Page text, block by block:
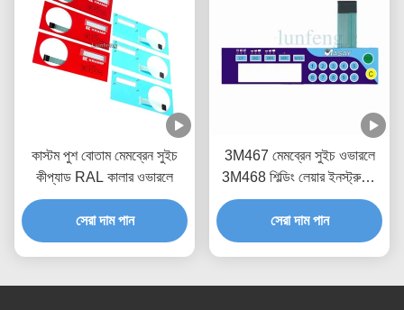
কাস্টম পুশ বোতাম মেমব্রেন সুইচ
কীপ্যাড RAL কালার ওভারলে
সেরা দাম পান
3M467 মেমব্রেন সুইচ ওভারলে
3M468 শিল্ডিং লেয়ার ইনস্ট্রুমেন্ট
প্যানেল ওভারলে
সেরা দাম পান